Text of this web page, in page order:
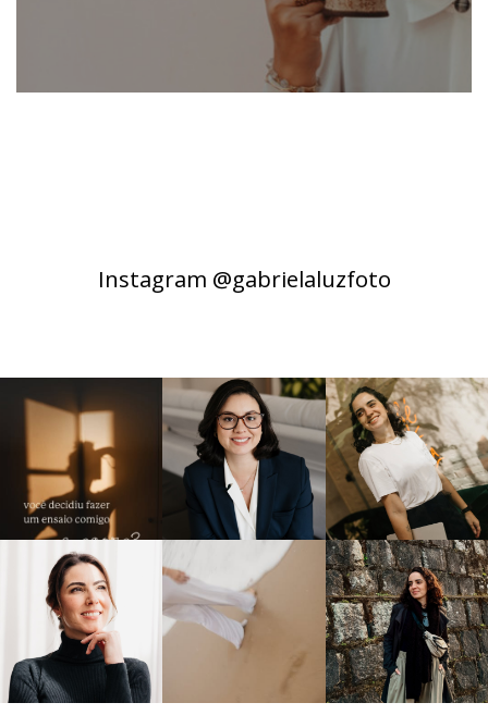
Instagram @gabrielaluzfoto